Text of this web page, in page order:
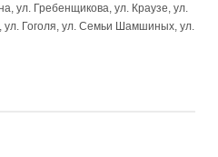
ул. Гребенщикова, ул. Краузе, ул.
ул. Гоголя, ул. Семьи Шамшиных, ул.